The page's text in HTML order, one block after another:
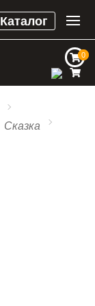
Каталог
0
0
Сказка